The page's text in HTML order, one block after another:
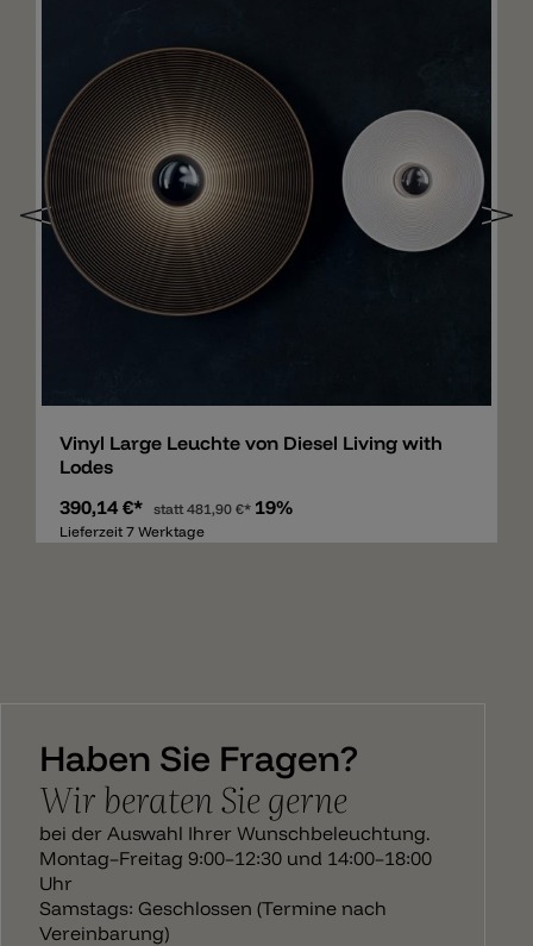
Vinyl Large Leuchte von Diesel Living with
Lodes
390,14 €* statt 481,90 €* 19%
Lieferzeit 7 Werktage
Haben Sie Fragen?
Wir beraten Sie gerne
bei der Auswahl Ihrer Wunschbeleuchtung.
Montag–Freitag 9:00–12:30 und 14:00–18:00
Uhr
Samstags: Geschlossen (Termine nach
Vereinbarung)